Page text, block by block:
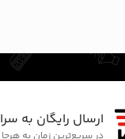
ارسال رایگان به